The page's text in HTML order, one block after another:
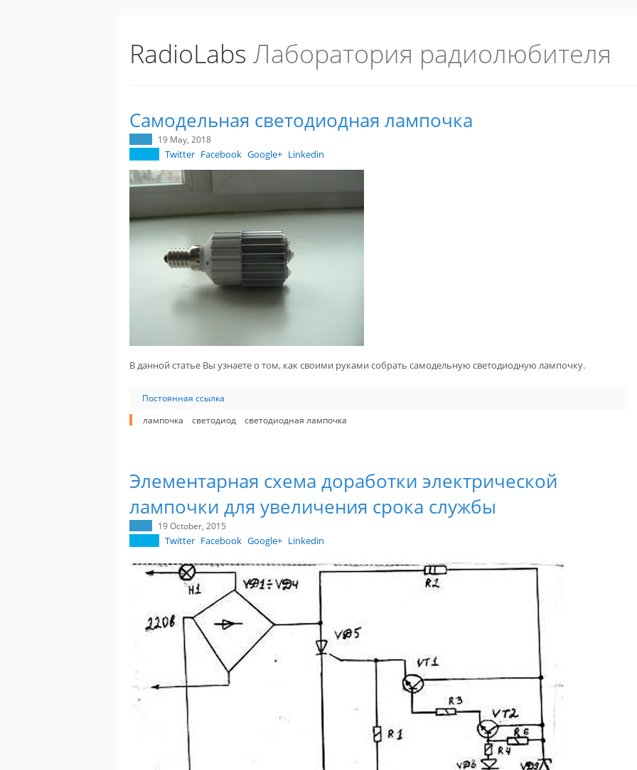
RadioLabs Лаборатория радиолюбителя
Самодельная светодиодная лампочка
19 May, 2018
Twitter Facebook Google+ Linkedin
В данной статье Вы узнаете о том, как своими руками собрать самодельную светодиодную лампочку.
Постоянная ссылка
лампочка
светодиод светодиодная лампочка
Элементарная схема доработки электрической
лампочки для увеличения срока службы
19 October, 2015
Twitter Facebook Google+ Linkedin